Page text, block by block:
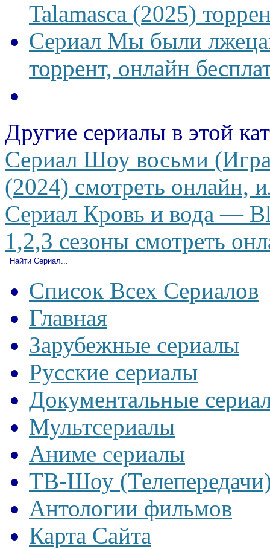
Talamasca (2025)
Сериал Мы были
торрент, онлайн
Другие сериалы в этой
Сериал Шоу восьми
(2024) смотреть онлайн,
Сериал Кровь и вода —
1,2,3 сезоны смотреть
Список Всех Сериалов
Главная
Зарубежные сериалы
Русские сериалы
Документальные
Мультсериалы
Аниме сериалы
ТВ-Шоу
Антологии фильмов
Карта Сайта